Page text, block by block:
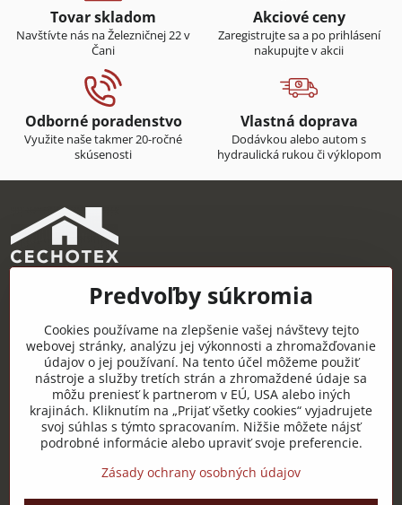
Tovar skladom
Navštívte nás na Železničnej 22 v
Čani
Akciové ceny
Zaregistrujte sa a po prihlásení
nakupujte v akcii
Odborné poradenstvo
Využite naše takmer 20-ročné
skúsenosti
Vlastná doprava
Dodávkou alebo autom s
hydraulická rukou či výklopom
CECHOTEX s.r.o.
Železničná 22, 044 14 Čaňa
IČO: 48181757
DIČ: 2120085451
IČ DPH: SK2120085451
Užitočné odkazy
Predvoľby súkromia
Cookies používame na zlepšenie vašej návštevy tejto
webovej stránky, analýzu jej výkonnosti a zhromažďovanie
údajov o jej používaní. Na tento účel môžeme použiť
nástroje a služby tretích strán a zhromaždené údaje sa
môžu preniesť k partnerom v EÚ, USA alebo iných
krajinách. Kliknutím na „Prijať všetky cookies“ vyjadrujete
svoj súhlas s týmto spracovaním. Nižšie môžete nájsť
podrobné informácie alebo upraviť svoje preferencie.
Zásady ochrany osobných údajov